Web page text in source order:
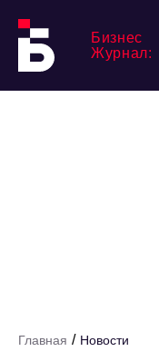
Бизнес
Журнал:
Главная / Новости